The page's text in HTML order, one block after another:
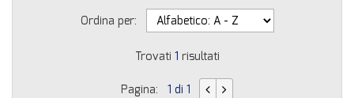
Ordina per:
Trovati 1 risultati
Pagina: 1 di 1